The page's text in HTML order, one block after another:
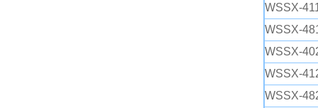
WSSX-
WSSX-
WSSX-
WSSX-
WSSX-